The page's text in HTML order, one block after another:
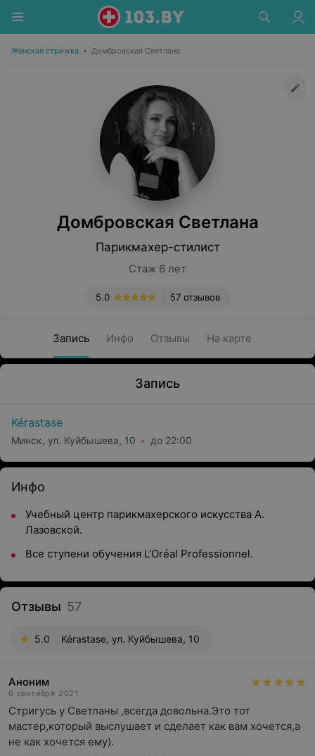
Женская стрижка • Домбровская Светлана
Домбровская Светлана
Парикмахер-стилист
Стаж 6 лет
57 отзывов
5.0
Запись Инфо Отзывы На карте
Запись
Kérastase
Минск, ул. Куйбышева, 10 до 22:00
Инфо
Учебный центр парикмахерского искусства А.
Лазовской.
Все ступени обучения L’Oréal Professionnel.
Отзывы 57
5.0 Kérastase, ул. Куйбышева, 10
Аноним
6 сентября 2021
Стригусь у Светланы ,всегда довольна.Это тот
мастер,который выслушает и сделает как вам хочется,а
не как хочется ему).